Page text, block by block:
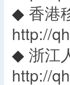
◆ 香港
http://
◆ 浙江
http://